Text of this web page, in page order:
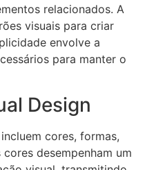
relacionados. A
visuais para criar
envolve a
para manter o
Design
cores, formas,
desempenham um